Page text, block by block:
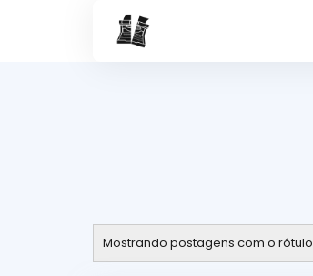
Mostrando postagens com o rótulo